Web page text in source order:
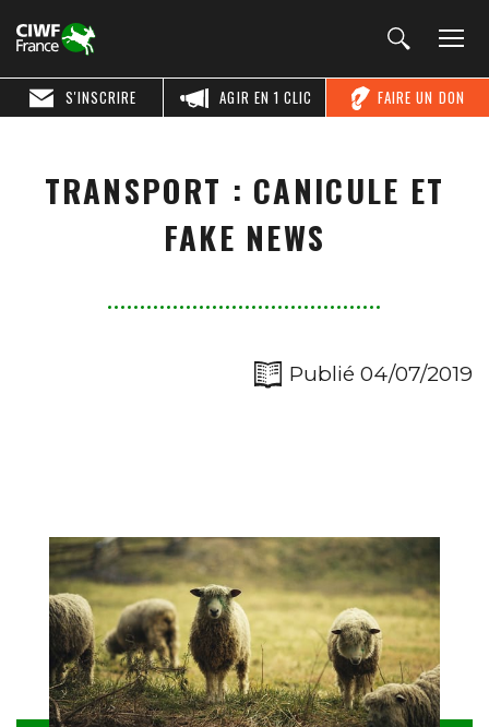
FAIRE UN DON
AGIR EN 1 CLIC
S'INSCRIRE
TRANSPORT : CANICULE ET
FAKE NEWS
Publié 04/07/2019